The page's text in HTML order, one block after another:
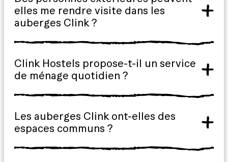
elles me rendre visite dans les
auberges Clink ?
Clink Hostels propose-t-il un service
de ménage quotidien ?
Les auberges Clink ont-elles des
espaces communs ?